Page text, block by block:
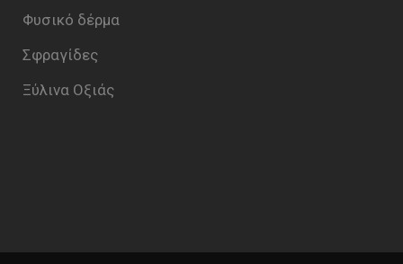
Φυσικό δέρμα
Σφραγίδες
Ξύλινα Οξιάς